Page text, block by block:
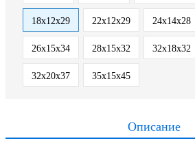
18х12х29 22х12х29 24х14х28
26х15х34 28x15x32 32x18x32
32х20х37 35x15x45
Описание